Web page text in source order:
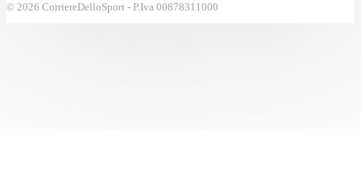
© 2026 CorriereDelloSport - P.Iva 00878311000